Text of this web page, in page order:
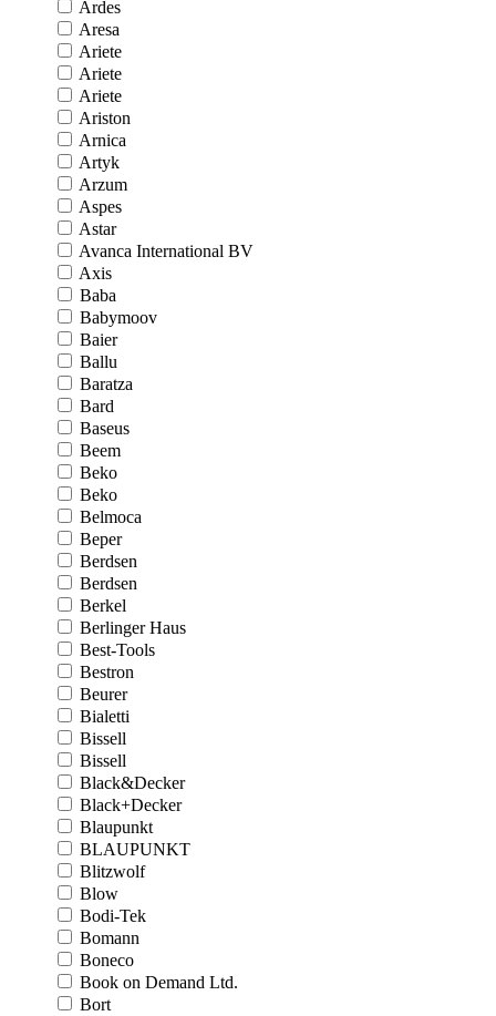
Ardes
Aresa
Ariete
Ariete
Ariete
Ariston
Arnica
Artyk
Arzum
Aspes
Astar
Avanca International BV
Axis
Baba
Babymoov
Baier
Ballu
Baratza
Bard
Baseus
Beem
Beko
Beko
Belmoca
Beper
Berdsen
Berdsen
Berkel
Berlinger Haus
Best-Tools
Bestron
Beurer
Bialetti
Bissell
Bissell
Black&Decker
Black+Decker
Blaupunkt
BLAUPUNKT
Blitzwolf
Blow
Bodi-Tek
Bomann
Boneco
Book on Demand Ltd.
Bort